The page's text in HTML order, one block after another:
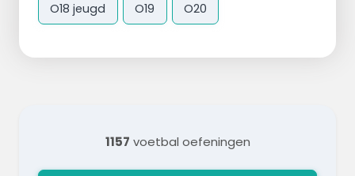
O18 jeugd O19 O20
1157 voetbal oefeningen